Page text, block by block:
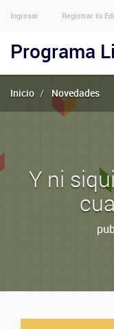
Menu
Usuarios
Anónimos
Ingresar Registrar tu
Programa
Inicio Novedades
Y ni